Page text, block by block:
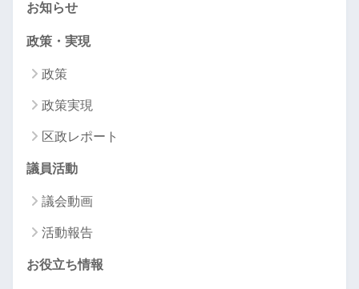
お知らせ
政策・実現
政策
政策実現
区政レポート
議員活動
議会動画
活動報告
お役立ち情報